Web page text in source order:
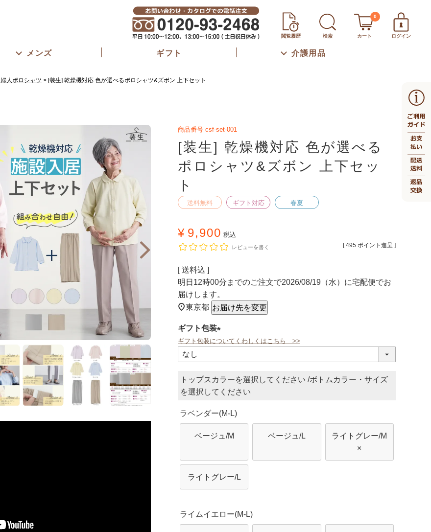
閲覧履歴 検索 カート
0
ログイン
メンズ ギフト 介護用品
婦人ポロシャツ [装生] 乾燥機対応 色が選べるポロシャツ&ズボン 上下セット
商品番号 csf-set-001
[装生] 乾燥機対応 色が選べる
ポロシャツ&ズボン 上下セッ
ト
送料無料 ギフト対応 春夏
¥ 9,900 税込
[ 495 ポイント進呈 ]
レビューを書く
送料込
明日 12時00分 までのご注文で2026/08/19（水） に宅配便でお
届けします。
東京都 お届け先を変更
ギフト包装
(必
ギフト包装についてくわしくはこちら >>
トップスカラー ボトムカラー・サイズ
ラベンダー(M-L)
ベージュ/M ベージュ/L
ライトグレー/M
×
ライトグレー/L
ライムイエロー(M-L)